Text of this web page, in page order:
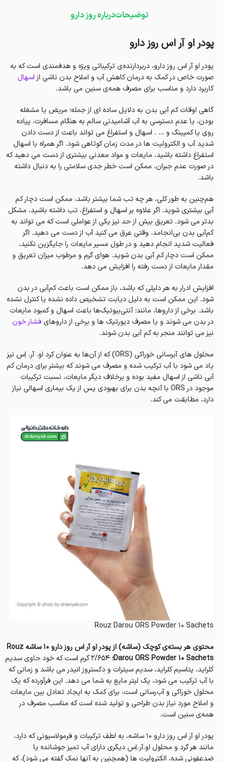
توضیحاتدرباره روز دارو
پودر او آر اس روز دارو
پودر او آر اس روز دارو، دربردارنده‌ی ترکیباتی ویژه و هدفمندی است که به
صورت خاص در کمک به درمان کاهش آب و املاح بدن ناشی ازاسهال
کاربرد دارد و مناسب برای مصرف همه‌ی سنین می باشد.
گاهی اوقات کم آبی بدن به دلایل ساده ای از جمله؛ مریض یا مشغله
بودن، یا عدم دسترسی به آب آشامیدنی سالم به هنگام مسافرت، پیاده
روی یا کمپینگ و … . اسهال و استفراغ می تواند باعث از دست دادن
شدید آب و الکترولیت ها در مدت زمان کوتاهی شود. اگر همراه با اسهال
استفراغ داشته باشید، مایعات و مواد معدنی بیشتری از دست می دهید که
در صورت عدم جبران، ممکن است خطر جدی سلامتی را به دنبال داشته
باشد.
هم‌چنین به طور کلی، هر چه تب شما بیشتر باشد، ممکن است دچار کم
آبی بیشتری شوید. اگر علاوه بر اسهال و استفراغ، تب داشته باشید، مشکل
بدتر می شود. تعریق بیش از حد نیز یکی از عواملی است که می تواند به
کم‌آبی بدن بی‌انجامد. وقتی عرق می کنید آب از دست می دهید. اگر
فعالیت شدید انجام دهید و در طول مسیر مایعات را جایگزین نکنید،
ممکن است دچار کم آبی بدن شوید. هوای گرم و مرطوب میزان تعریق و
مقدار مایعات از دست رفته را افزایش می دهد.
افزایش ادرار به هر دلیلی که باشد، باز ممکن است باعث کم‌آبی در بدن
شود. این ممکن است به دلیل دیابت تشخیص داده نشده یا کنترل نشده
باشد. برخی از داروها، مانند؛ آنتی‌بیوتیک‌ها باعث‌ اسهال و کمبود مایعات
در بدن می شوند و یا مصرف دیورتیک ها و برخی از داروهایفشار خون
نیز می توانند منجر به کم آبی بدن شوند.
محلول های آبرسانی خوراکی (ORS) که از آن‌ها به عنوان کرد او. آر. اِس نیز
یاد می شود با آب ترکیب شده و مصرف می شوند که بیشتر برای درمان کم
آبی ناشی از اسهال مفید بوده و برخلاف دیگر مایعات، نسبت ترکیبات
موجود در ORS با آنچه بدن برای بهبودی پس از یک بیماری اسهالی نیاز
دارد، مطابقت می کند.
Rouz Darou ORS Powder ۱۰ Sachets
محتوی هر بسته‌ی کوچک (ساشه) از پودر او آر اس روز دارو 10 ساشه Rouz
Darou ORS Powder 10 Sachets؛
۲/۶۵۴ گرم است که خود حاوی سدیم
کلراید، پتاسیم کلراید، سدیم سیترات و دکستروز انیدر می باشد و زمانی که
با آب ترکیب می شود، یک لیتر مایع به شما می دهد. این فرآورده که یک
محلول خوراکی و آب‌رسانی است، برای کمک به ایجاد تعادل بین مایعات
و املاح مورد نیاز بدن طراحی و تولید شده است که مناسب مصرف در
همه‌ی سنین است.
پودر او آر اس روز دارو 10 ساشه، به لطف ترکیبات و فرمولاسیونی که دارد،
مانند هر گرد و محلول او.آر.اِس دیگری‌ دارای آب تمیز جوشانده یا
ضدعفونی شده، الکترولیت ها (همچنین به آنها نمک گفته می شود)، که